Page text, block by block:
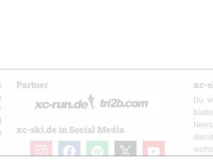
Partner
xc-ski.de in Social Media
instagramfacebook spotify youtube
xc-
Du